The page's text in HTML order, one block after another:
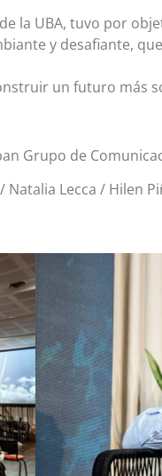
la UBA, tuvo por
y desafiante,
un futuro más
Grupo de
Lecca / Hilen